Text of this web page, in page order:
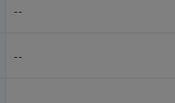
--
--